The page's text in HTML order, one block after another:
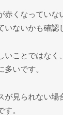
赤くなっていな
いないかも確認
いことではなく
多いです。
が見られない場
す。